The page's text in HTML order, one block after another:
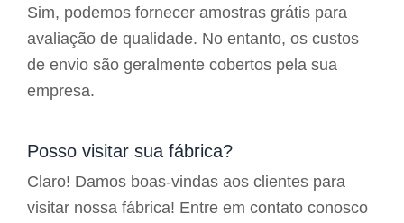
Sim, podemos fornecer amostras grátis para
avaliação de qualidade. No entanto, os custos
de envio são geralmente cobertos pela sua
empresa.
Posso visitar sua fábrica?
Claro! Damos boas-vindas aos clientes para
visitar nossa fábrica! Entre em contato conosco